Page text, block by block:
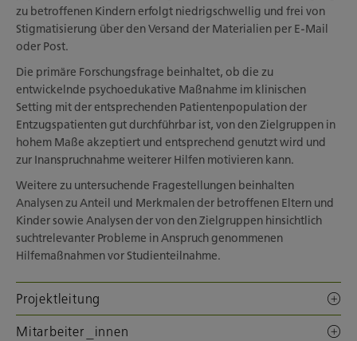
zu betroffenen Kindern erfolgt niedrigschwellig und frei von
Stigmatisierung über den Versand der Materialien per E-Mail
oder Post.
Die primäre Forschungsfrage beinhaltet, ob die zu
entwickelnde psychoedukative Maßnahme im klinischen
Setting mit der entsprechenden Patientenpopulation der
Entzugspatienten gut durchführbar ist, von den Zielgruppen in
hohem Maße akzeptiert und entsprechend genutzt wird und
zur Inanspruchnahme weiterer Hilfen motivieren kann.
Weitere zu untersuchende Fragestellungen beinhalten
Analysen zu Anteil und Merkmalen der betroffenen Eltern und
Kinder sowie Analysen der von den Zielgruppen hinsichtlich
suchtrelevanter Probleme in Anspruch genommenen
Hilfemaßnahmen vor Studienteilnahme.
Projektleitung
Mitarbeiter_innen